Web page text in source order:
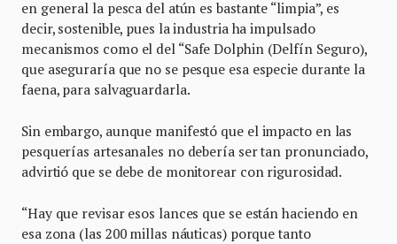
en general la pesca del atún es bastante “limpia”, es
decir, sostenible, pues la industria ha impulsado
mecanismos como el del “Safe Dolphin (Delfín Seguro),
que aseguraría que no se pesque esa especie durante la
faena, para salvaguardarla.
Sin embargo, aunque manifestó que el impacto en las
pesquerías artesanales no debería ser tan pronunciado,
advirtió que se debe de monitorear con rigurosidad.
“Hay que revisar esos lances que se están haciendo en
esa zona (las 200 millas náuticas) porque tanto